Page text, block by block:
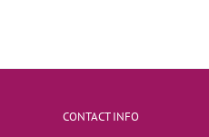
CONTACT INFO